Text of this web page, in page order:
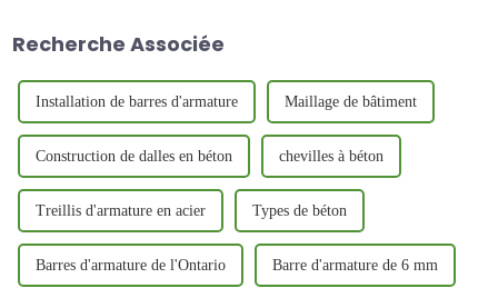
élevées, une résistance à la
l'environnement et d'autres
caractéristiques.
Recherche Associée
Installation de barres d'armature Maillage de bâtiment
Construction de dalles en béton chevilles à béton
Treillis d'armature en acier Types de béton
Barres d'armature de l'Ontario Barre d'armature de 6 mm